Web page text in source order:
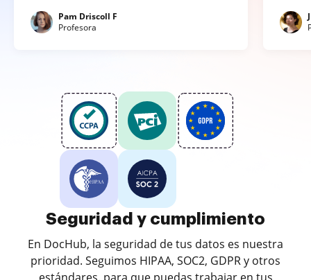
Pam Driscoll F
Profesora
Seguridad y cumplimiento
En DocHub, la seguridad de tus datos es nuestra
prioridad. Seguimos HIPAA, SOC2, GDPR y otros